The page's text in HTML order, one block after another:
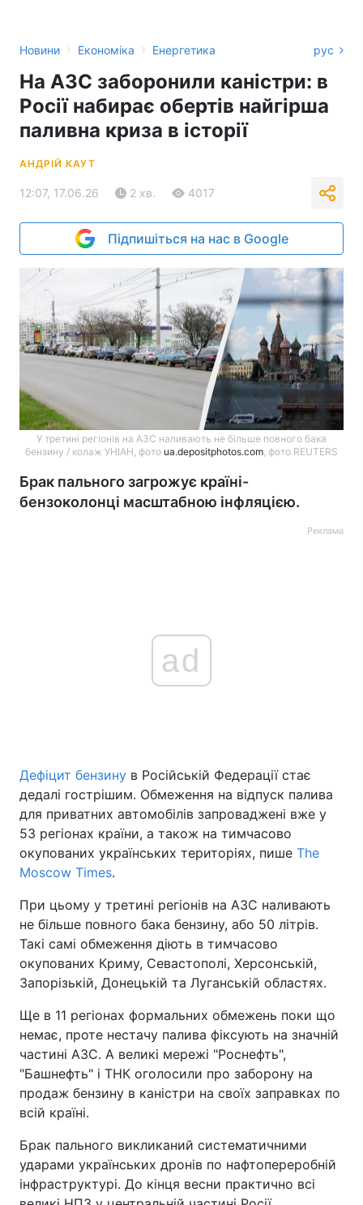
Новини › Економіка › Енергетика рус
На АЗС заборонили каністри: в
Росії набирає обертів найгірша
паливна криза в історії
АНДРІЙ КАУТ
12:07, 17.06.26 2 хв. 4017
Підпишіться на нас в Google
У третині регіонів на АЗС наливають не більше повного бака
бензину / колаж УНІАН, фото ua.depositphotos.com, фото REUTERS
Брак пального загрожує країні-
бензоколонці масштабною інфляцією.
Реклама
ad
Дефіцит бензину в Російській Федерації стає
дедалі гострішим. Обмеження на відпуск палива
для приватних автомобілів запроваджені вже у
53 регіонах країни, а також на тимчасово
окупованих українських територіях, пише The
Moscow Times.
При цьому у третині регіонів на АЗС наливають
не більше повного бака бензину, або 50 літрів.
Такі самі обмеження діють в тимчасово
окупованих Криму, Севастополі, Херсонській,
Запорізькій, Донецькій та Луганській областях.
Ще в 11 регіонах формальних обмежень поки що
немає, проте нестачу палива фіксують на значній
частині АЗС. А великі мережі "Роснефть",
"Башнефть" і ТНК оголосили про заборону на
продаж бензину в каністри на своїх заправках по
всій країні.
Брак пального викликаний систематичними
ударами українських дронів по нафтопереробній
інфраструктурі. До кінця весни практично всі